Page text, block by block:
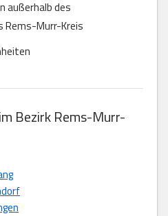
außerhalb des
Rems-Murr-Kreis
Bezirk Rems-Murr-